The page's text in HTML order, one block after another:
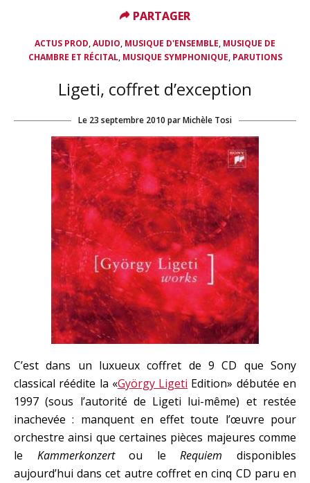
ACTUS PROD,AUDIO, MUSIQUE D'ENSEMBLE, MUSIQUE DE
CHAMBRE ET RÉCITAL, MUSIQUE SYMPHONIQUE, PARUTIONS
Ligeti, coffret d’exception
Le 23 septembre 2010 parMichèle Tosi
C’est dans un luxueux coffret de 9 CD que Sony
classical réédite la «György Ligeti Edition» débutée en
1997 (sous l’autorité de Ligeti lui-même) et restée
inachevée : manquent en effet toute l’œuvre pour
orchestre ainsi que certaines pièces majeures comme
le Kammerkonzertou leRequiem disponibles
aujourd’hui dans cet autre coffret en cinq CD paru en
PARTAGER
PARTAGER